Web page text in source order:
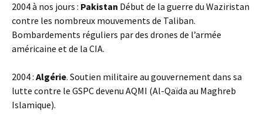
2004 à nos jours : Pakistan Début de la guerre du Waziristan
contre les nombreux mouvements de Taliban.
Bombardements réguliers par des drones de l’armée
américaine et de la CIA.
2004 : Algérie. Soutien militaire au gouvernement dans sa
lutte contre le GSPC devenu AQMI (Al-Qaïda au Maghreb
Islamique).